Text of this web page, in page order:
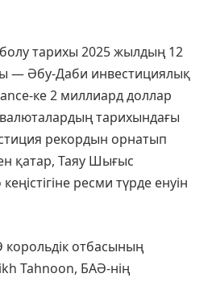
тарихы 2025 жылдың 12
— Әбу-Даби инвестициялық
ке 2 миллиард доллар
тарихындағы
рекордын орнатып
қатар, Таяу Шығыс
ресми түрде енуін
корольдік отбасының
Tahnoon, БАӘ-нің